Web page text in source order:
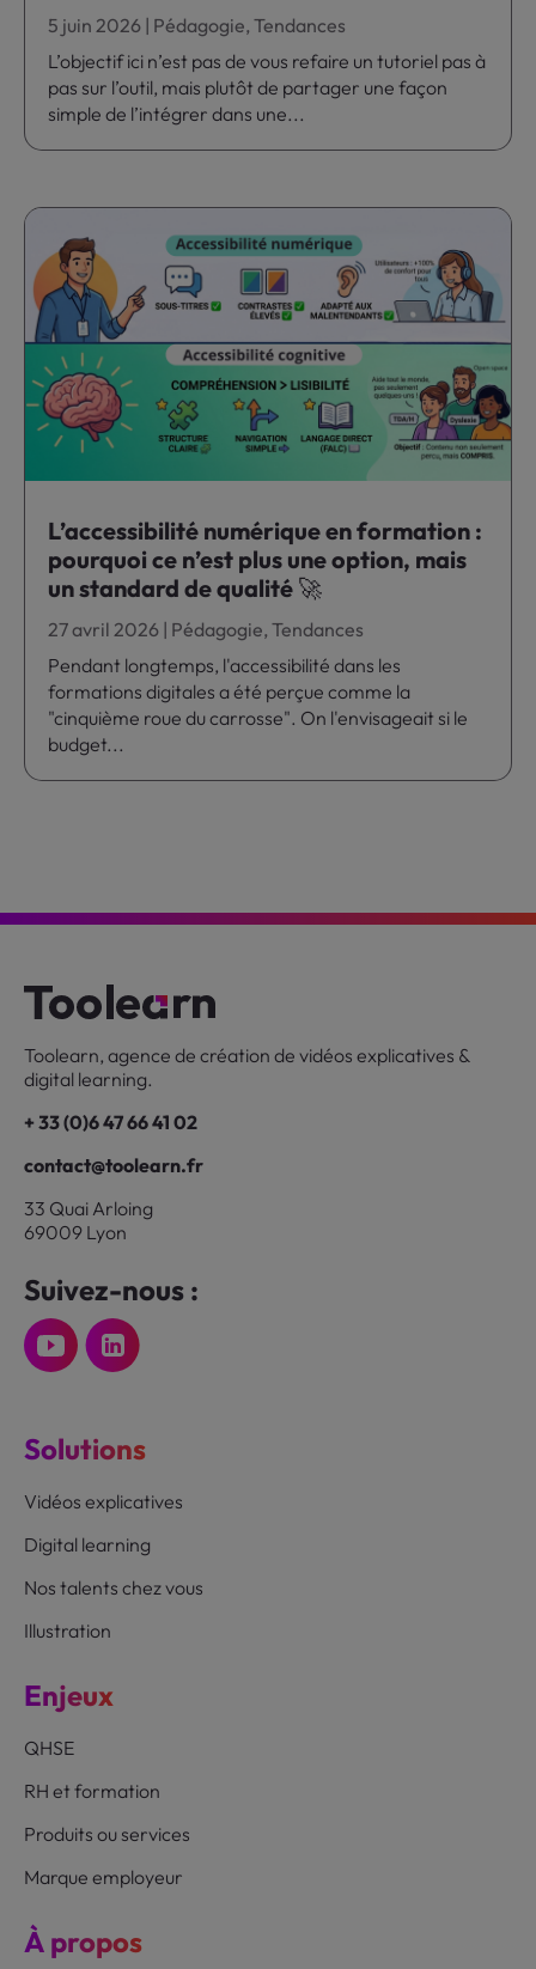
5 juin 2026 | Pédagogie,Tendances
L’objectif ici n’est pas de vous refaire un tutoriel pas à
pas sur l’outil, mais plutôt de partager une façon
simple de l’intégrer dans une...
L’accessibilité numérique en formation :
pourquoi ce n’est plus une option, mais
un standard de qualité 🚀
27 avril 2026 | Pédagogie,Tendances
Pendant longtemps, l'accessibilité dans les
formations digitales a été perçue comme la
"cinquième roue du carrosse". On l'envisageait si le
budget...
Toolearn, agence de création de vidéos explicatives &
digital learning.
+ 33 (0)6 47 66 41 02
contact@toolearn.fr
33 Quai Arloing
69009 Lyon
Suivez-nous :
Solutions
Vidéos explicatives
Digital learning
Nos talents chez vous
Illustration
Enjeux
QHSE
RH et formation
Produits ou services
Marque employeur
À propos